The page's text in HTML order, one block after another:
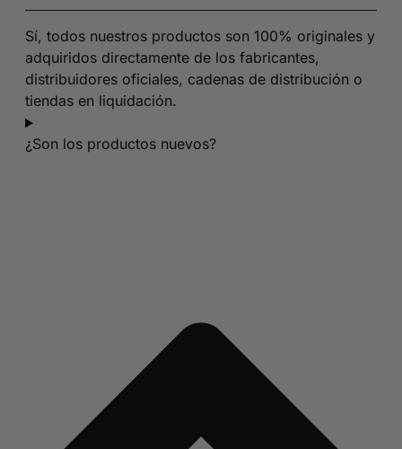
Sí, todos nuestros productos son 100% originales y
adquiridos directamente de los fabricantes,
distribuidores oficiales, cadenas de distribución o
tiendas en liquidación.
¿Son los productos nuevos?